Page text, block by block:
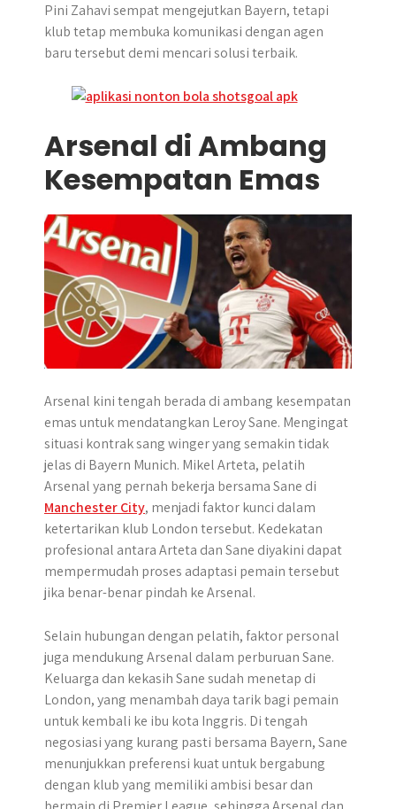
Pini Zahavi sempat mengejutkan Bayern, tetapi
klub tetap membuka komunikasi dengan agen
baru tersebut demi mencari solusi terbaik.
Arsenal di Ambang
Kesempatan Emas
Arsenal kini tengah berada di ambang kesempatan
emas untuk mendatangkan Leroy Sane. Mengingat
situasi kontrak sang winger yang semakin tidak
jelas di Bayern Munich. Mikel Arteta, pelatih
Arsenal yang pernah bekerja bersama Sane di
Manchester City, menjadi faktor kunci dalam
ketertarikan klub London tersebut. Kedekatan
profesional antara Arteta dan Sane diyakini dapat
mempermudah proses adaptasi pemain tersebut
jika benar-benar pindah ke Arsenal.
Selain hubungan dengan pelatih, faktor personal
juga mendukung Arsenal dalam perburuan Sane.
Keluarga dan kekasih Sane sudah menetap di
London, yang menambah daya tarik bagi pemain
untuk kembali ke ibu kota Inggris. Di tengah
negosiasi yang kurang pasti bersama Bayern, Sane
menunjukkan preferensi kuat untuk bergabung
dengan klub yang memiliki ambisi besar dan